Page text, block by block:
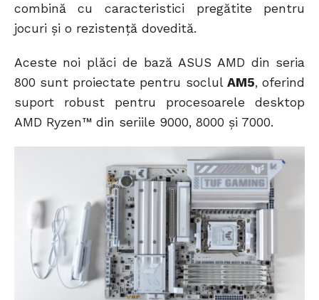
combină cu caracteristici pregătite pentru
jocuri și o rezistență dovedită.
Aceste noi plăci de bază ASUS AMD din seria
800 sunt proiectate pentru soclulAM5, oferind
suport robust pentru procesoarele desktop
AMD Ryzen™ din seriile 9000, 8000 și 7000.